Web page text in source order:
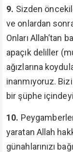
9. Sizden
ve onlardan
Onları Allah’tan
apaçık deliller
ağızlarına
inanmıyoruz.
bir şüphe
10.
yaratan Allah
günahlarınızı